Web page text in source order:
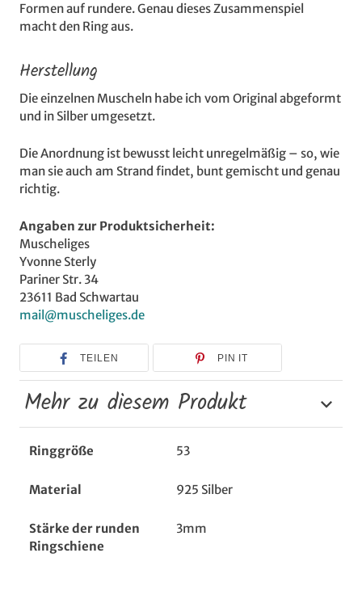
Formen auf rundere. Genau dieses Zusammenspiel
macht den Ring aus.
Herstellung
Die einzelnen Muscheln habe ich vom Original abgeformt
und in Silber umgesetzt.
Die Anordnung ist bewusst leicht unregelmäßig – so, wie
man sie auch am Strand findet, bunt gemischt und genau
richtig.
Angaben zur Produktsicherheit:
Muscheliges
Yvonne Sterly
Pariner Str. 34
23611 Bad Schwartau
mail@muscheliges.de
TEILEN PIN IT
Mehr zu diesem Produkt
Ringgröße 53
Material 925 Silber
Stärke der runden
Ringschiene
3mm